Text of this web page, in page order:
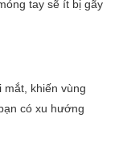
tay sẽ ít bị gãy
khiến vùng
có xu hướng